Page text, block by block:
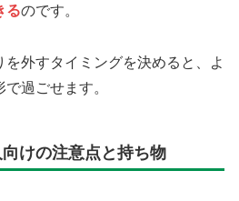
るのです。
外すタイミングを決めると、よ
過ごせます。
けの注意点と持ち物